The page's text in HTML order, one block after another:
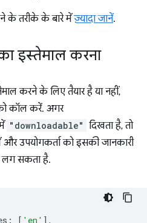
के तरीके के बारे मेंज़्यादा जानें.
इस्तेमाल करना
करने के लिए तैयार है या नहीं,
कॉल करें. अगर
"downloadable" दिखता है, तो
उपयोगकर्ता को इसकी जानकारी
लग सकता है.
: [ 'en' ],